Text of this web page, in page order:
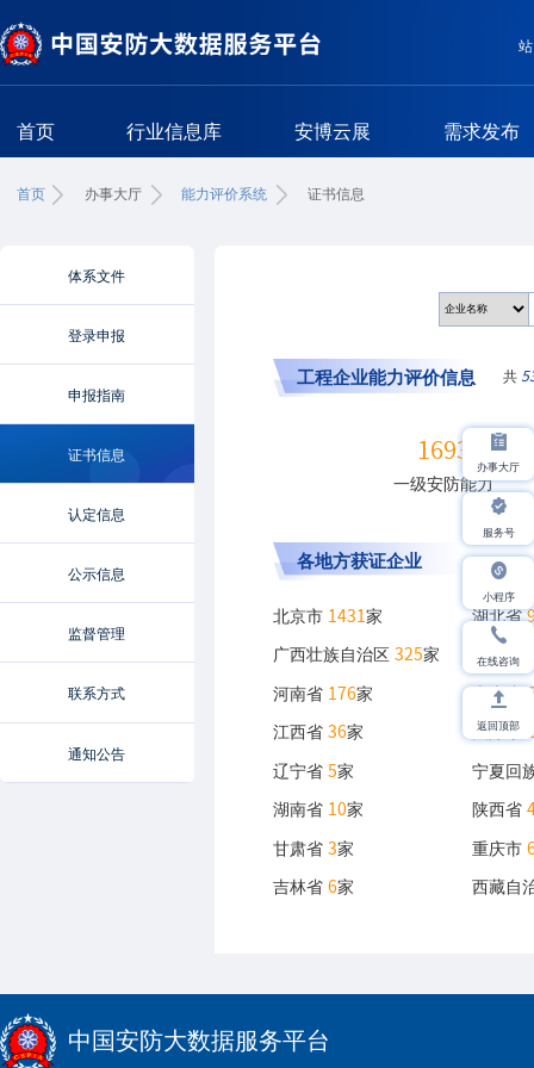
首页 行业信息库 安博云展 需求发布
首页 办事大厅 能力评价系统 证书信息
体系文件
登录申报
申报指南
证书信息
认定信息
公示信息
监督管理
联系方式
通知公告
工程企业能力评价信息 共
1693
一级安防能力
各地方获证企业
北京市 1431 家 湖北省
广西壮族自治区 325家 江苏省
河南省 176家 山东省
江西省 36家 天津市
辽宁省 5家 宁夏回
湖南省 10家 陕西省
甘肃省 3家 重庆市
吉林省 6家 西藏自
办事大厅
服务号
小程序
在线咨询
返回顶部
中国安防大数据服务平台